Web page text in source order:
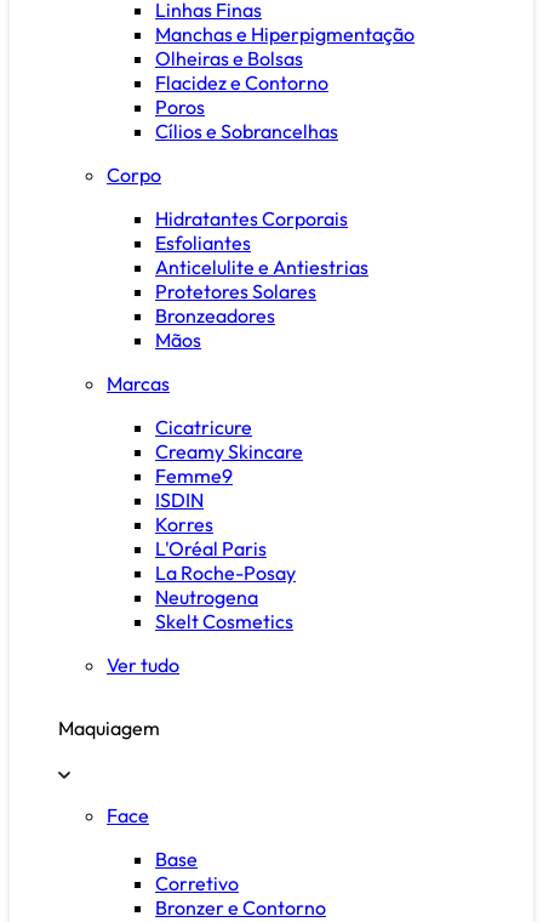
Linhas Finas
Manchas e Hiperpigmentação
Olheiras e Bolsas
Flacidez e Contorno
Poros
Cílios e Sobrancelhas
Corpo
Hidratantes Corporais
Esfoliantes
Anticelulite e Antiestrias
Protetores Solares
Bronzeadores
Mãos
Marcas
Cicatricure
Creamy Skincare
Femme9
ISDIN
Korres
L'Oréal Paris
La Roche-Posay
Neutrogena
Skelt Cosmetics
Ver tudo
Maquiagem
Face
Base
Corretivo
Bronzer e Contorno